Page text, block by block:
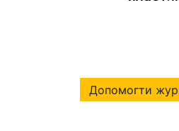
Допомогти